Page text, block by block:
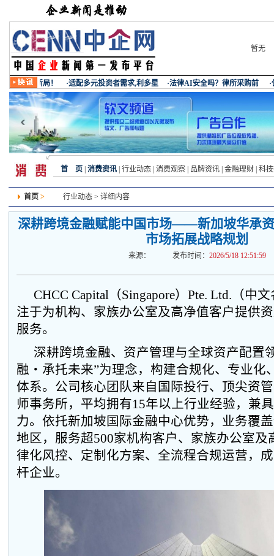
暂无
首 页 消费资讯 行业动态 消费观察 品牌资讯 金融理财 科
首页 > 行业动态 > 详细内容
深耕跨境金融赋能中国市场——新加坡华承
市场拓展战略规划
来源： 发布时间： 2026/5/18 12:51:59
CHCC Capital（Singapore）Pte. Ltd.（中
注于为机构、家族办公室及高净值客户提供
服务。
深耕跨境金融、资产管理与全球资产配置
融・承托未来”为理念，构建合规化、专业化
体系。公司核心团队来自国际投行、顶尖资
师事务所，平均拥有15年以上行业经验，兼
力。依托新加坡国际金融中心优势，业务覆
地区，服务超500家机构客户、家族办公室及
律化风控、定制化方案、全流程合规运营，
杆企业。